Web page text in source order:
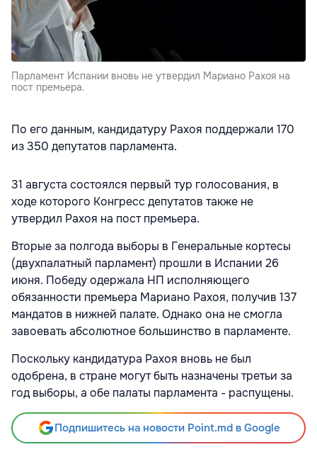
Парламент Испании вновь не утвердил Мариано Рахоя на
пост премьера.
По его данным, кандидатуру Рахоя поддержали 170
из 350 депутатов парламента.
31 августа состоялся первый тур голосования, в
ходе которого Конгресс депутатов также не
утвердил Рахоя на пост премьера.
Вторые за полгода выборы в Генеральные кортесы
(двухпалатный парламент) прошли в Испании 26
июня. Победу одержала НП исполняющего
обязанности премьера Мариано Рахоя, получив 137
мандатов в нижней палате. Однако она не смогла
завоевать абсолютное большинство в парламенте.
Поскольку кандидатура Рахоя вновь не был
одобрена, в стране могут быть назначены третьи за
год выборы, а обе палаты парламента - распущены.
Подпишитесь на новости Point.md в Google